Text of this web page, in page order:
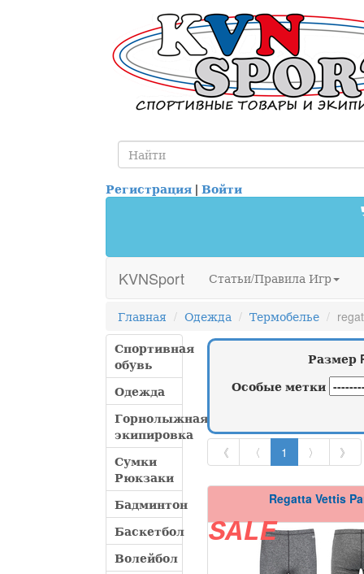
Регистрация | Войти
KVNSport Статьи/Правила Игр
Главная Одежда Термобелье
Спортивная
обувь
Одежда
Горнолыжная
экипировка
Сумки
Рюкзаки
Бадминтон
Баскетбол
Волейбол
Размер
Особые метки
《 〈 1 〉 》
Regatta Vettis
SALE